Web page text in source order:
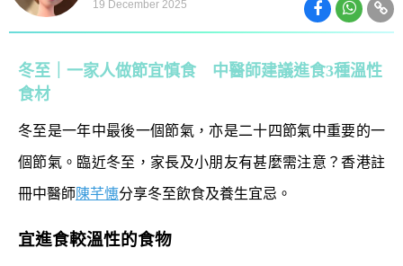
19 December 2025
冬至｜一家人做節宜慎食 中醫師建議進食3種溫性
食材
冬至是一年中最後一個節氣，亦是二十四節氣中重要的一
個節氣。臨近冬至，家長及小朋友有甚麼需注意？香港註
冊中醫師 陳芊憓分享冬至飲食及養生宜忌。
宜進食較溫性的食物